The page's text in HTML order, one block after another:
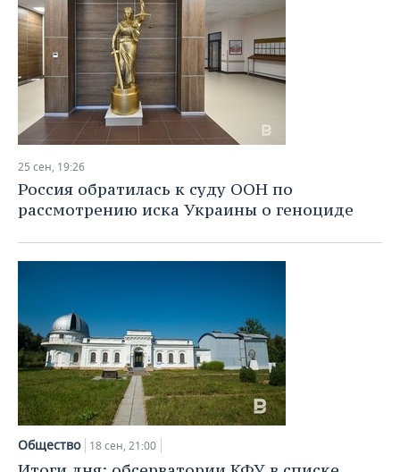
25 сен, 19:26
Россия обратилась к суду ООН по
рассмотрению иска Украины о геноциде
Общество 18 сен, 21:00